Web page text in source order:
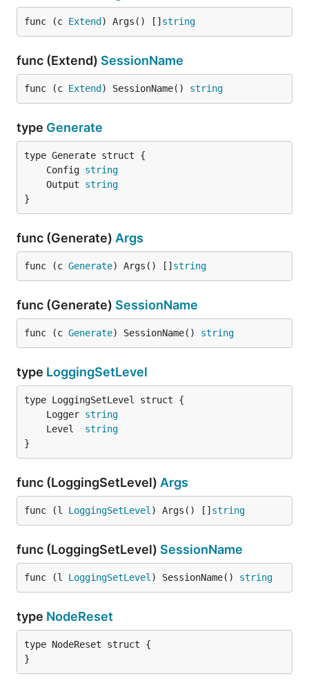
func (c Extend ) Args() [] string
func (Extend) SessionName
func (c Extend ) SessionName() string
type Generate
	Config
string
	Output
string
}
func (Generate) Args
func (c Generate) Args() [] string
func (Generate) SessionName
func (c Generate) SessionName() string
type LoggingSetLevel
	Logger
string
	Level
string
}
func (LoggingSetLevel) Args
func (l LoggingSetLevel ) Args() [] string
func (LoggingSetLevel) SessionName
func (l LoggingSetLevel ) SessionName() string
type NodeReset
type NodeReset struct {
}